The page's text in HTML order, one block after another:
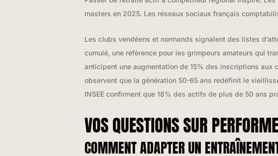
masters en 2025. Les réseaux sociaux français
Les clubs vendéens et normands signalent des listes
cumulé, une référence pour les grimpeurs amateurs qui
anticipent une augmentation de 15% des inscriptions
observent que la génération 50-65 ans redéfinit le
INSEE confirment que 18% des actifs de plus de 50 ans
VOS QUESTIONS SUR
COMMENT ADAPTER UN